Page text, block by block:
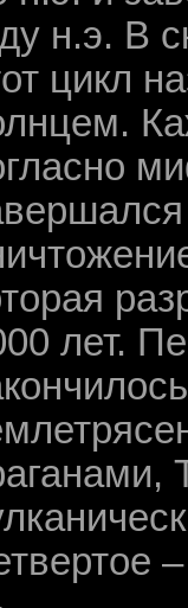
н.э. В
цикл
лет.